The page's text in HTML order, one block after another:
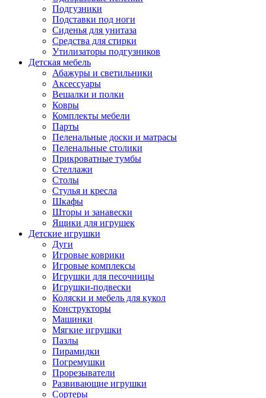
Подгузники
Подставки под ноги
Сиденья для унитаза
Средства для стирки
Утилизаторы подгузников
Детская мебель
Абажуры и светильники
Аксессуары
Вешалки и полки
Ковры
Комплекты мебели
Парты
Пеленальные доски и матрасы
Пеленальные столики
Прикроватные тумбы
Стеллажи
Столы
Стулья и кресла
Шкафы
Шторы и занавески
Ящики для игрушек
Детские игрушки
Дуги
Игровые коврики
Игровые комплексы
Игрушки для песочницы
Игрушки-подвески
Коляски и мебель для кукол
Конструкторы
Машинки
Мягкие игрушки
Пазлы
Пирамидки
Погремушки
Прорезыватели
Развивающие игрушки
Сортеры